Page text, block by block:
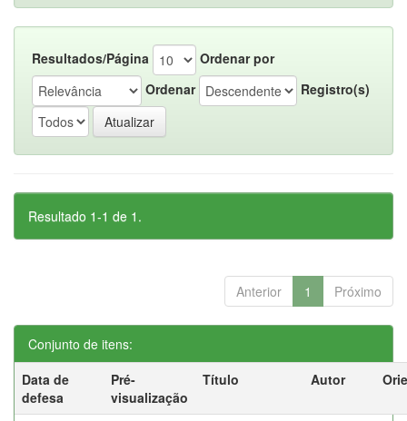
Resultados/Página
Ordenar por
Ordenar
Registro(s)
Resultado 1-1 de 1.
Anterior 1 Próximo
Conjunto de itens:
Data de
defesa
Pré-
visualização
Título Autor